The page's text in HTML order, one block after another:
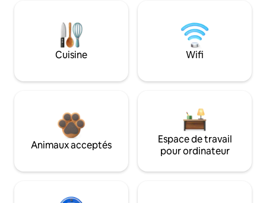
Cuisine Wifi
Animaux acceptés
Espace de travail
pour ordinateur